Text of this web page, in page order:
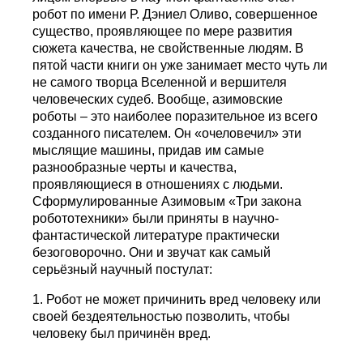
робот по имени Р. Дэниел Оливо, совершенное
существо, проявляющее по мере развития
сюжета качества, не свойственные людям. В
пятой части книги он уже занимает место чуть ли
не самого творца Вселенной и вершителя
человеческих судеб. Вообще, азимовские
роботы – это наиболее поразительное из всего
созданного писателем. Он «oчеловечил» эти
мыслящие машины, придав им самые
разнообразные черты и качества,
проявляющиеся в отношениях с людьми.
Сформулированные Азимовым «Три закона
робототехники» были приняты в научно-
фантастической литературе практически
безоговорочно. Они и звучат как самый
серьёзный научный постулат:
1. Робот не может причинить вред человеку или
своей бездеятельностью позволить, чтобы
человеку был причинён вред.